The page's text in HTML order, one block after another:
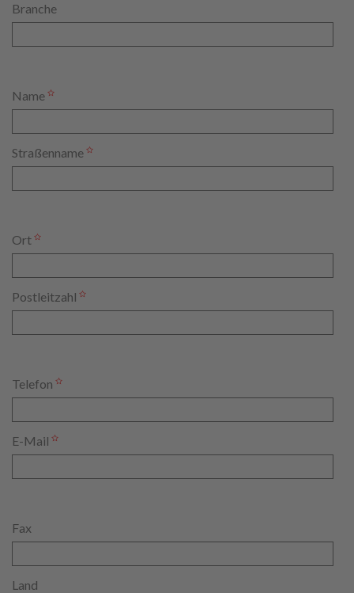
Branche
Name
Straßenname
Ort
Postleitzahl
Telefon
E-Mail
Fax
Land